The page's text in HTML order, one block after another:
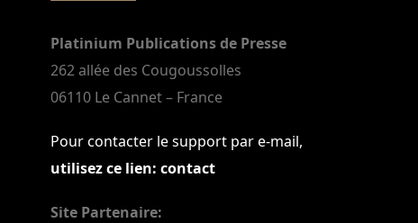
Platinium Publications de Presse
262 allée des Cougoussolles
06110 Le Cannet – France
Pour contacter le support par e-mail,
utilisez ce lien: contact
Site Partenaire: